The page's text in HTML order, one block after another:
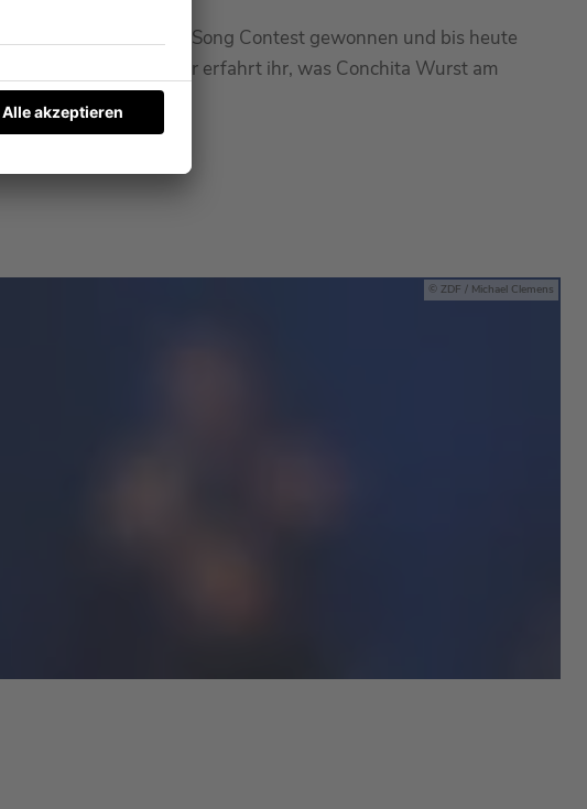
2014 den Eurovision Song Contest gewonnen und bis heute
großer Fan davon. Hier erfahrt ihr, was Conchita Wurst am
besonders mag.
ZDF / Michael Clemens